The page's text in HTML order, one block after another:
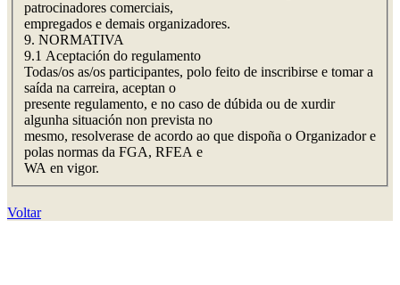
patrocinadores comerciais,
empregados e demais organizadores.
9. NORMATIVA
9.1 Aceptación do regulamento
Todas/os as/os participantes, polo feito de inscribirse e tomar a
saída na carreira, aceptan o
presente regulamento, e no caso de dúbida ou de xurdir
algunha situación non prevista no
mesmo, resolverase de acordo ao que dispoña o Organizador e
polas normas da FGA, RFEA e
WA en vigor.
Voltar